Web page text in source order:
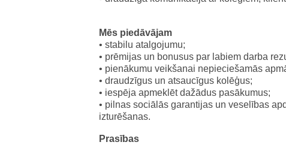
Mēs piedāvājam
• stabilu atalgojumu;
• prēmijas un bonusus par labiem darba
• pienākumu veikšanai nepieciešamās
• draudzīgus un atsaucīgus kolēģus;
• iespēja apmeklēt dažādus pasākumus;
• pilnas sociālās garantijas un veselības
izturēšanas.
Prasības